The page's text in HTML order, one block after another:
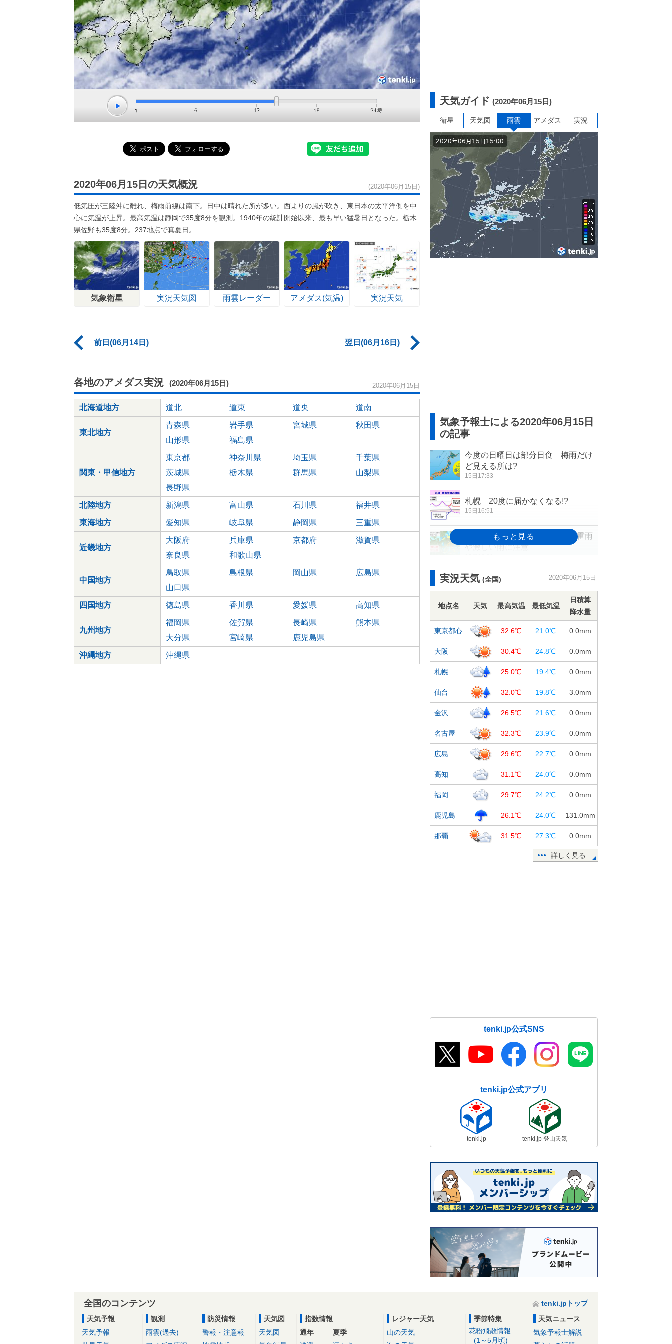
2020年06月15日の天気概況 (2020年06月15日)
低気圧が三陸沖に離れ、梅雨前線は南下。日中は晴れた所が多い。西よりの風が吹き、東日本の太平洋側を中
心に気温が上昇。最高気温は静岡で35度8分を観測。1940年の統計開始以来、最も早い猛暑日となった。栃木
県佐野も35度8分。237地点で真夏日。
気象衛星 実況天気図 雨雲レーダー アメダス(気温) 実況天気
前日(06月14日) 翌日(06月16日)
各地のアメダス実況 (2020年06月15日) 2020年06月15日
北海道地方 道北 道東 道央 道南
東北地方
青森県 岩手県 宮城県
秋田県
山形県
福島県
関東・甲信地方
東京都 神奈川県 埼玉県
千葉県
茨城県
栃木県 群馬県
山梨県
長野県
北陸地方 新潟県 富山県 石川県 福井県
東海地方 愛知県 岐阜県 静岡県 三重県
近畿地方
大阪府 兵庫県 京都府
滋賀県
奈良県
和歌山県
中国地方
鳥取県 島根県 岡山県
広島県
山口県
四国地方 徳島県 香川県 愛媛県 高知県
九州地方
福岡県 佐賀県 長崎県
熊本県
大分県
宮崎県 鹿児島県
沖縄地方 沖縄県
天気ガイド (2020年06月15日)
衛星 天気図 雨雲 アメダス 実況
気象予報士による2020年06月15日
の記事
今度の日曜日は部分日食 梅雨だけ
ど見える所は?
15日17:33
札幌 20度に届かなくなる!?
15日16:51
あすも関東は気温上昇 午後は雷雨
や激しい雨に注意
静岡市や栃木県佐野市で35℃超 東
週末にかけて、北日本や東日本は暑
さが和らぎ、ヒンヤリする所も
15日12:42
15～16日 鹿児島県に梅雨前線停
滞 土砂災害に警戒
15日11:19
都心はすでに30℃に 梅雨の晴れ間
の関東 35℃以上も
15日11:00
15日 お帰り時間の傘予報
15日10:02
15日 九州南部で滝のような雨 関
東甲信は猛烈な暑さ
15日07:21
実況天気 (全国) 2020年06月15日
地点名 天気 最高気温 最低気温
日積算
降水量
東京都心 32.6℃ 21.0℃ 0.0mm
大阪 30.4℃ 24.8℃ 0.0mm
札幌 25.0℃ 19.4℃ 0.0mm
仙台 32.0℃ 19.8℃ 3.0mm
金沢 26.5℃ 21.6℃ 0.0mm
名古屋 32.3℃ 23.9℃ 0.0mm
広島 29.6℃ 22.7℃ 0.0mm
高知 31.1℃ 24.0℃ 0.0mm
福岡 29.7℃ 24.2℃ 0.0mm
鹿児島 26.1℃ 24.0℃ 131.0mm
那覇 31.5℃ 27.3℃ 0.0mm
詳しく見る
tenki.jp公式SNS
tenki.jp公式アプリ
tenki.jp tenki.jp 登山天気
全国のコンテンツ
tenki.jpトップ
天気予報
天気予報
観測
雨雲(過去)
防災情報
警報・注意報
天気図
天気図
指数情報
通年
夏季
レジャー天気
山の天気
季節特集
花粉飛散情報
(1～5月頃)
天気ニュース
気象予報士解説